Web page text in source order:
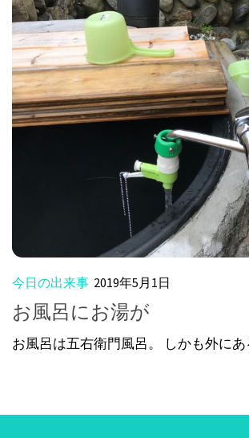
今日の出来事 2019年5月1日
お風呂にお湯が
お風呂は五右衛門風呂。 しかも外にあ